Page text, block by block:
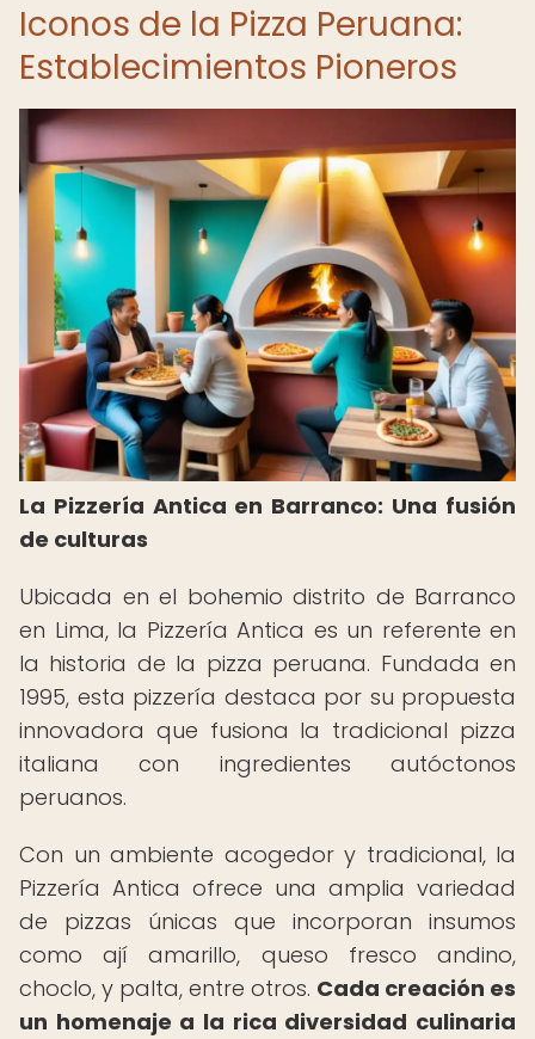
Iconos de la Pizza Peruana:
Establecimientos Pioneros
La Pizzería Antica en Barranco: Una fusión
de culturas
Ubicada en el bohemio distrito de Barranco
en Lima, la Pizzería Antica es un referente en
la historia de la pizza peruana. Fundada en
1995, esta pizzería destaca por su propuesta
innovadora que fusiona la tradicional pizza
italiana con ingredientes autóctonos
peruanos.
Con un ambiente acogedor y tradicional, la
Pizzería Antica ofrece una amplia variedad
de pizzas únicas que incorporan insumos
como ají amarillo, queso fresco andino,
choclo, y palta, entre otros. Cada creación es
un homenaje a la rica diversidad culinaria